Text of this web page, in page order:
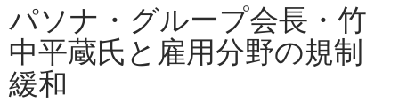
プパソナ・グループ会長・竹
中平蔵氏と雇用分野の規制
緩和